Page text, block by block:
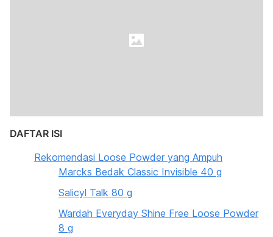
DAFTAR ISI
Rekomendasi Loose Powder yang Ampuh
Marcks Bedak Classic Invisible 40 g
Salicyl Talk 80 g
Wardah Everyday Shine Free Loose Powder
8 g